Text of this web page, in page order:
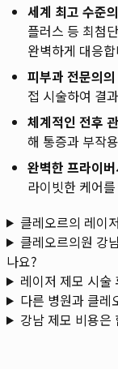
세계 최고 수준
플러스 등 최첨
완벽하게 대응
피부과 전문의
접 시술하여 결
체계적인 전후
해 통증과 부작
완벽한 프라이
라이빗한 케어
클레오르의 레이
클레오르의원 강
나요?
레이저 제모 시술
다른 병원과 클레
강남 제모 비용은